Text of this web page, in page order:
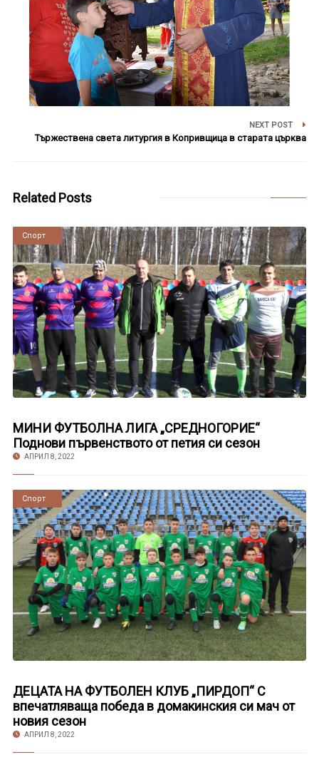
NEXT POST
Тържествена света литургия в Копривщица в старата църква
Related Posts
Новини
Спорт
МИНИ ФУТБОЛНА ЛИГА „СРЕДНОГОРИЕ“
Поднови първенството от петия си сезон
АПРИЛ 8, 2022
Новини
Спорт
ДЕЦАТА НА ФУТБОЛЕН КЛУБ „ПИРДОП“ С
впечатляваща победа в домакинския си мач от
новия сезон
АПРИЛ 8, 2022